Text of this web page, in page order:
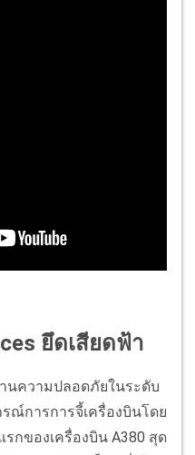
ยึดเสียดฟ้า
นความปลอดภัยในระดับ
ณ์การการจี้เครื่องบินโดย
กของเครื่องบิน A380 สุด